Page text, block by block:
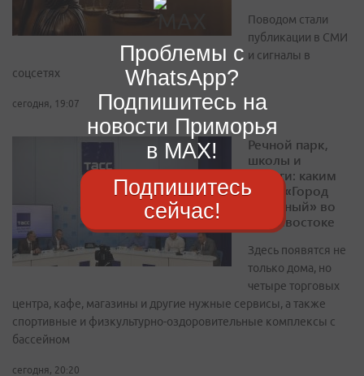
Поводом стали
публикации в СМИ
и сигналы в
соцсетях
сегодня, 19:07
Речной парк,
школы и
дороги: каким
будет «Город
Заметный» во
Владивостоке
Здесь появятся не
только дома, но
четыре торговых
центра, кафе, магазины и другие нужные сервисы, а также
спортивные и физкультурно-оздоровительные комплексы с
бассейном
сегодня, 20:20
Проблемы с
WhatsApp?
Подпишитесь на
новости Приморья
в MAX!
Подпишитесь
сейчас!